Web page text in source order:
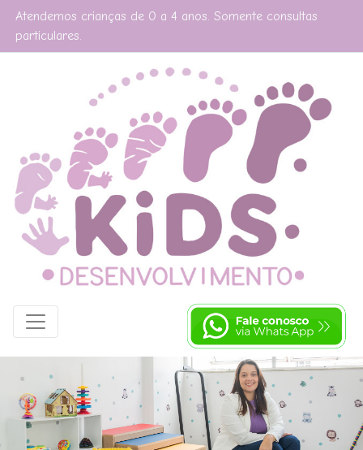
Atendemos crianças de 0 a 4 anos. Somente consultas
particulares.